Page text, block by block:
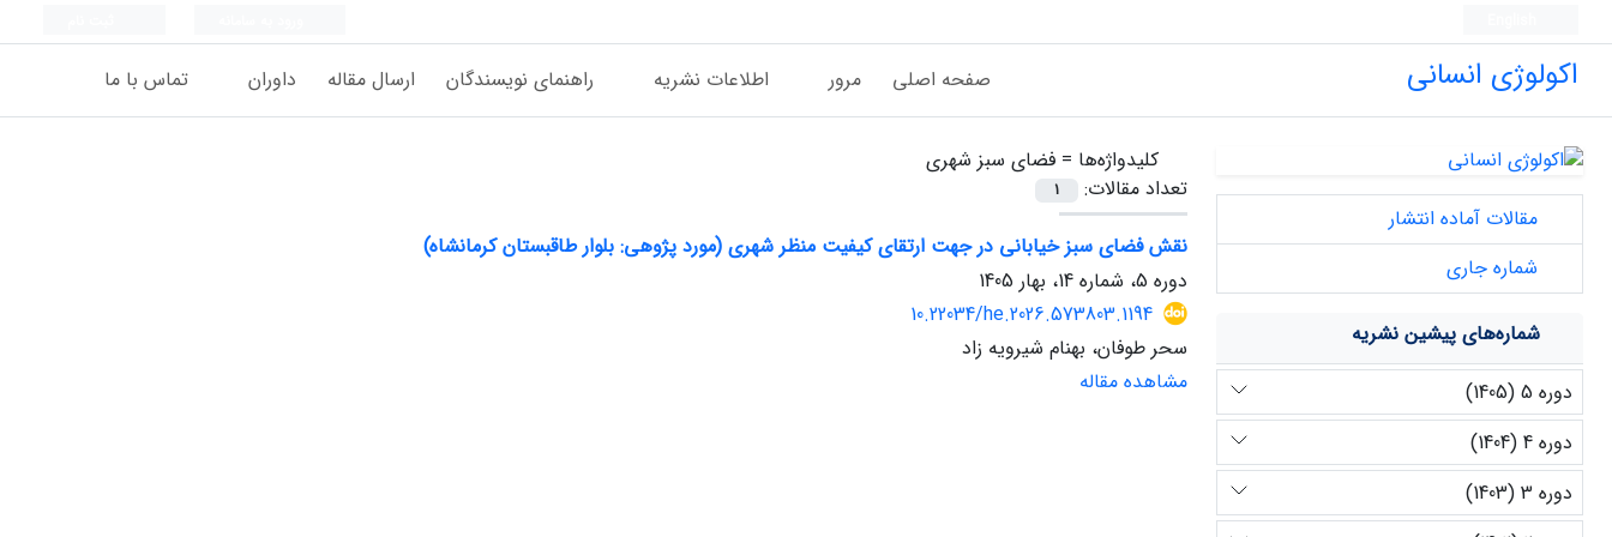
اکولوژی انسانی صفحه اصلی مرور اطلاعات نشریه راهنمای نویسندگان ارسال مقاله داوران تماس با ما
کلیدواژه‌ها = فضای سبز شهری
تعداد مقالات:
1
نقش فضای سبز خیابانی در جهت ارتقای کیفیت منظر شهری (مورد پژوهی: بلوار طاقبستان کرمانشاه)
دوره 5، شماره 14، بهار 1405
10.22034/he.2026.573803.1194
سحر طوفان، بهنام شیرویه زاد
مشاهده مقاله
مقالات آماده انتشار
شماره جاری
شماره‌های پیشین نشریه
دوره 5 (1405)
دوره 4 (1404)
دوره 3 (1403)